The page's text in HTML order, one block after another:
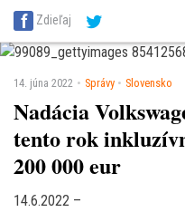
SITA Energetika
SITA Potravinárstvo
Zdieľaj
14. júna 2022 Správy Slovensko
Nadácia
tento rok
200 000 eur
14.6.2022 –